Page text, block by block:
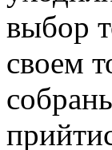
выбор
своем